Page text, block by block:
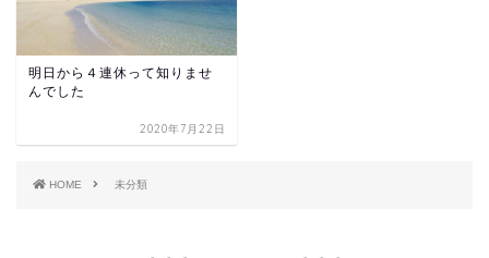
明日から４連休って知りませ
んでした
2020年7月22日
HOME 未分類